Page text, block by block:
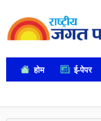
होम ई-पेपर